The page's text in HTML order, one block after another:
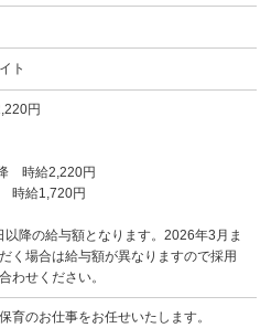
ト
円
時給2,220円
時給1,720円
降の給与額となります。2026年3月ま
く場合は給与額が異なりますので採用
わせください。
育のお仕事をお任せいたします。